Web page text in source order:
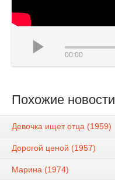
00:00
Похожие новости
Девочка ищет отца (1959)
Дорогой ценой (1957)
Марина (1974)